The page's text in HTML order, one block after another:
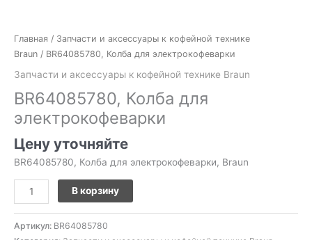
Главная / Запчасти и аксессуары к кофейной технике
Braun / BR64085780, Колба для электрокофеварки
Запчасти и аксессуары к кофейной технике Braun
BR64085780, Колба для
электрокофеварки
Цену уточняйте
BR64085780, Колба для электрокофеварки, Braun
В корзину
Артикул: BR64085780